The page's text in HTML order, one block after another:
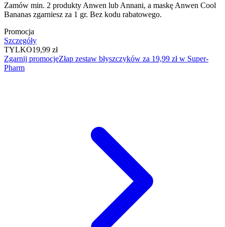
Zamów min. 2 produkty Anwen lub Annani, a maskę Anwen Cool
Bananas zgarniesz za 1 gr. Bez kodu rabatowego.
Promocja
Szczegóły
TYLKO19,99 zł
Zgarnij promocjęZłap zestaw błyszczyków za 19,99 zł w Super-
Pharm